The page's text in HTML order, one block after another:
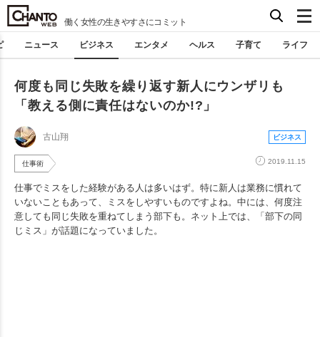
働く女性の生きやすさにコミット
ニュース ビジネス エンタメ ヘルス 子育て ライフ
何度も同じ失敗を繰り返す新人にウンザリも
「教える側に責任はないのか!?」
古山翔 ビジネス
仕事術 2019.11.15
仕事でミスをした経験がある人は多いはず。特に新人は業務に慣れて
いないこともあって、ミスをしやすいものですよね。中には、何度注
意しても同じ失敗を重ねてしまう部下も。ネット上では、「部下の同
じミス」が話題になっていました。